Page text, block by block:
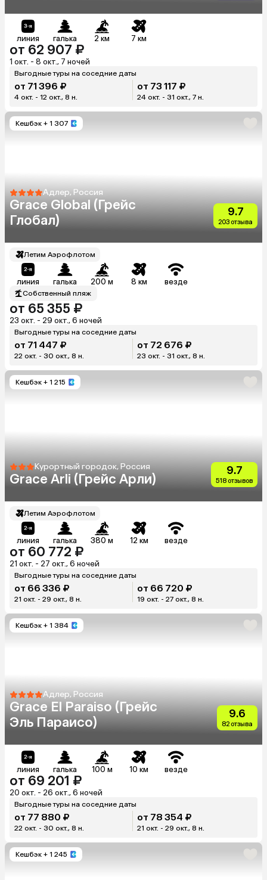
линия галька 2 км 7 км
от 62 907 ₽
1 окт. - 8 окт., 7 ночей
Выгодные туры на соседние даты
от 71 396 ₽
4 окт. - 12 окт., 8 н.
от 73 117 ₽
24 окт. - 31 окт., 7 н.
Кешбэк + 1 307
Адлер, Россия
Grace Global (Грейс
Глобал)
9.7
203 отзыва
Летим Аэрофлотом
линия галька 200 м 8 км везде
Собственный пляж
от 65 355 ₽
23 окт. - 29 окт., 6 ночей
Выгодные туры на соседние даты
от 71 447 ₽
22 окт. - 30 окт., 8 н.
от 72 676 ₽
23 окт. - 31 окт., 8 н.
Кешбэк + 1 215
Курортный городок, Россия
Grace Arli (Грейс Арли)
9.7
518 отзывов
Летим Аэрофлотом
линия галька 380 м 12 км везде
от 60 772 ₽
21 окт. - 27 окт., 6 ночей
Выгодные туры на соседние даты
от 66 336 ₽
21 окт. - 29 окт., 8 н.
от 66 720 ₽
19 окт. - 27 окт., 8 н.
Кешбэк + 1 384
Адлер, Россия
Grace El Paraiso (Грейс
Эль Параисо)
9.6
82 отзыва
линия галька 100 м 10 км везде
от 69 201 ₽
20 окт. - 26 окт., 6 ночей
Выгодные туры на соседние даты
от 77 880 ₽
22 окт. - 30 окт., 8 н.
от 78 354 ₽
21 окт. - 29 окт., 8 н.
Кешбэк + 1 245